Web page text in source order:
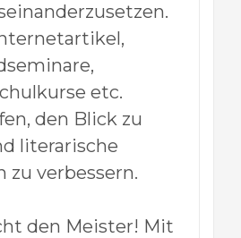
etc.
den Blick zu
literarische
zu verbessern.
den Meister! Mit